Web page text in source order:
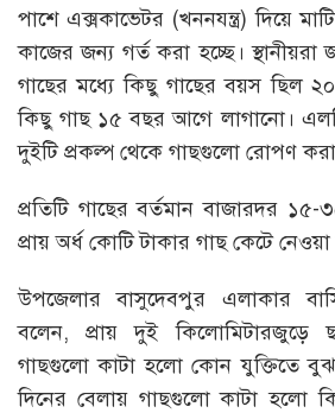
পাশে এক্সকাভেটর (খননযন্ত্র) দিয়ে
কাজের জন্য গর্ত করা হচ্ছে।
গাছের মধ্যে কিছু গাছের বয়স ছিল
কিছু গাছ ১৫ বছর আগে লাগানো।
দুইটি প্রকল্প থেকে গাছগুলো রোপণ
প্রতিটি গাছের বর্তমান বাজারদর ১৫-
প্রায় অর্ধ কোটি টাকার গাছ কেটে নেওয়া
উপজেলার বাসুদেবপুর এলাকার
বলেন, প্রায় দুই কিলোমিটারজুড়ে
গাছগুলো কাটা হলো কোন যুক্তিতে
দিনের বেলায় গাছগুলো কাটা হলো